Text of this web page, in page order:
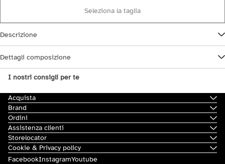
Seleziona la taglia
Descrizione
Dettagli composizione
I nostri consigli per te
Acquista
Brand
Ordini
Assistenza clienti
Storelocator
Cookie & Privacy policy
FacebookInstagramYoutube